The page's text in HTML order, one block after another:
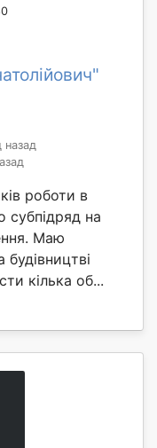
назад
роботи в
субпідряд на
Маю
кілька об...